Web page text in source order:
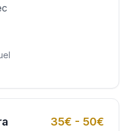
35€ - 50€